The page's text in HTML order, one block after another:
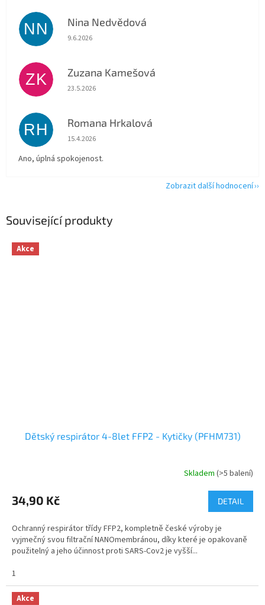
Související produkty
Akce
Dětský respirátor 4-8let FFP2 - Kytičky (PFHM731)
Skladem (>5 balení)
34,90 Kč DETAIL
Ochranný respirátor třídy FFP2, kompletně české výroby je
vyjmečný svou filtrační NANOmembránou, díky které je opakovaně
použitelný a jeho účinnost proti SARS-Cov2 je vyšší...
1
Akce
NN Nina Nedvědová
Hodnocení obchodu je 5 z 5 hvězdiček.
9.6.2026
ZK Zuzana Kamešová
Hodnocení obchodu je 5 z 5 hvězdiček.
23.5.2026
RH Romana Hrkalová
Hodnocení obchodu je 5 z 5 hvězdiček.
15.4.2026
Ano, úplná spokojenost.
Zobrazit další hodnocení